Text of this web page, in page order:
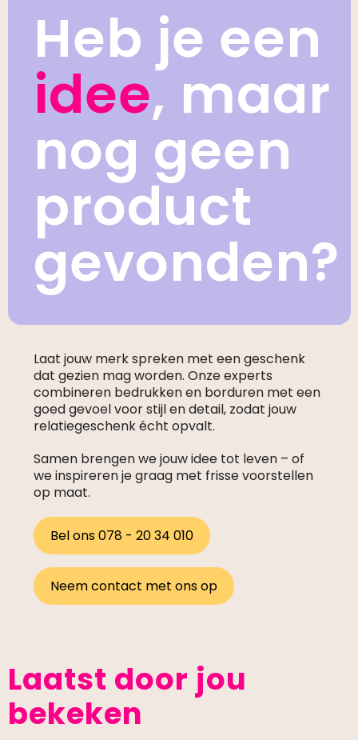
Heb je een
idee, maar
nog geen
product
gevonden?
Laat jouw merk spreken met een geschenk
dat gezien mag worden. Onze experts
combineren bedrukken en borduren met een
goed gevoel voor stijl en detail, zodat jouw
relatiegeschenk écht opvalt.
Samen brengen we jouw idee tot leven – of
we inspireren je graag met frisse voorstellen
op maat.
Bel ons 078 - 20 34 010
Neem contact met ons op
Laatst door jou
bekeken